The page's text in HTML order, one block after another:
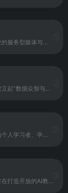
量子位是一家专注于人工智能与前沿科技产业的服务型媒体与信息平台。它以报道全球AI领域最新动态与技术趋势为核心，包括技术研发进展、企业生态变化、科研成果解读以及产业趋势观察。
阿里云旗下的开发者竞赛与数据科研平台，建立起“数据众智与众创”的开放生态。它通过举办数据科学、人工智能等主题的竞赛活动，汇聚全球技术力量解决复杂业务问题，同时提供实验资源与工具支持参与者的实践学习和技能提升。
国内领先的数据科学竞赛创新平台，专注于为个人学习者、学生群体、技术团队与企业用户提供数据科学竞赛与实训资源。平台组织和托管多个面向行业与公共用户的数据竞赛与AI算法大赛，同时整合各类数据集与在线协作工具，支持算法实践、模型评估与能力提升。
百度飞桨推出的人工智能学习与实践平台，旨在打造开放的AI教育与开发生态。它为AI学习者与实践者提供了系统化的课程体系、样例项目、在线实践环境和竞赛活动，帮助用户从基础知识学习逐步过渡到项目落地与模型开发。